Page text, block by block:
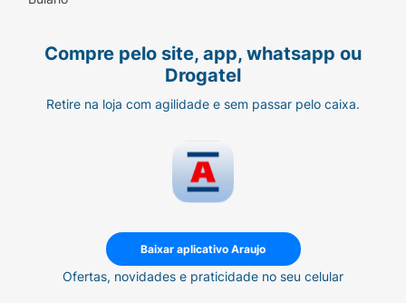
Compre pelo site, app, whatsapp ou
Drogatel
Retire na loja com agilidade e sem passar pelo caixa.
Baixar aplicativo Araujo
Ofertas, novidades e praticidade no seu celular